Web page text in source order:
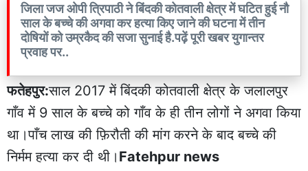
जिला जज ओपी त्रिपाठी ने बिंदकी कोतवाली क्षेत्र में घटित हुई नौ
साल के बच्चे की अगवा कर हत्या किए जाने की घटना में तीन
दोषियों को उम्रकैद की सजा सुनाई है.पढ़ें पूरी खबर युगान्तर
प्रवाह पर..
फतेहपुर:साल 2017 में बिंदकी कोतवाली क्षेत्र के जलालपुर
गाँव में 9 साल के बच्चे को गाँव के ही तीन लोगों ने अगवा किया
था।पाँच लाख की फ़िरौती की मांग करने के बाद बच्चे की
निर्मम हत्या कर दी थी। Fatehpur news